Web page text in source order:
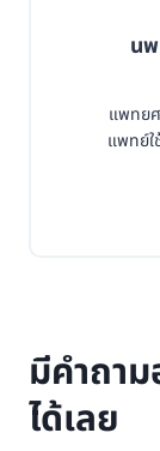
น
แพทย
แพทย์ใ
มีคำถาม
ได้เลย